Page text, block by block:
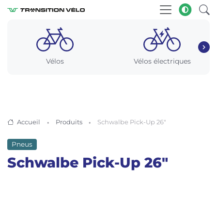
Vélos Vélos électriques
Accueil Produits Schwalbe Pick-Up 26″
Pneus
Schwalbe Pick-Up 26″